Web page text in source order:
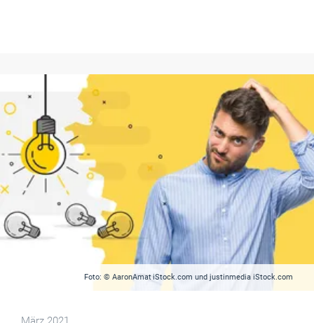
Foto: © AaronAmat iStock.com und justinmedia iStock.com